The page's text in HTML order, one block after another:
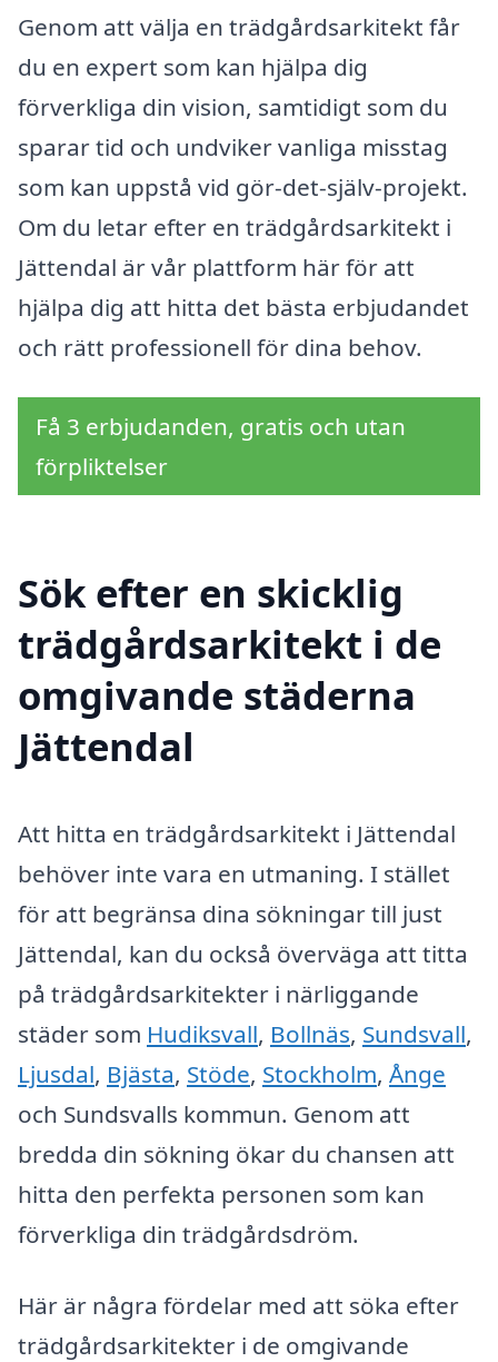
Genom att välja en trädgårdsarkitekt får
du en expert som kan hjälpa dig
förverkliga din vision, samtidigt som du
sparar tid och undviker vanliga misstag
som kan uppstå vid gör-det-själv-projekt.
Om du letar efter en trädgårdsarkitekt i
Jättendal är vår plattform här för att
hjälpa dig att hitta det bästa erbjudandet
och rätt professionell för dina behov.
Få 3 erbjudanden, gratis och utan
förpliktelser
Sök efter en skicklig
trädgårdsarkitekt i de
omgivande städerna
Jättendal
Att hitta en trädgårdsarkitekt i Jättendal
behöver inte vara en utmaning. I stället
för att begränsa dina sökningar till just
Jättendal, kan du också överväga att titta
på trädgårdsarkitekter i närliggande
städer som Hudiksvall, Bollnäs, Sundsvall,
Ljusdal, Bjästa, Stöde, Stockholm, Ånge
och Sundsvalls kommun. Genom att
bredda din sökning ökar du chansen att
hitta den perfekta personen som kan
förverkliga din trädgårdsdröm.
Här är några fördelar med att söka efter
trädgårdsarkitekter i de omgivande